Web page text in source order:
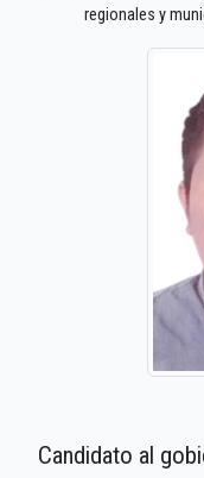
regionales y
Candidato al